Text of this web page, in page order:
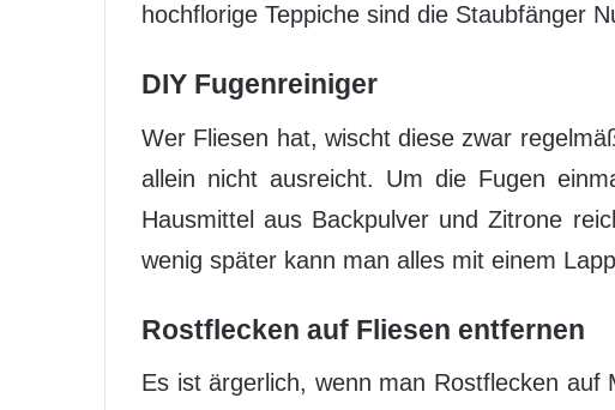
hochflorige Teppiche sind die Staubfänger
DIY Fugenreiniger
Wer Fliesen hat, wischt diese zwar
allein nicht ausreicht. Um die Fugen
Hausmittel aus Backpulver und Zitrone
wenig später kann man alles mit einem
Rostflecken auf Fliesen entfernen
Es ist ärgerlich, wenn man Rostflecken